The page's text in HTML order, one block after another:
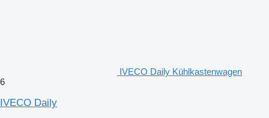
IVECO Daily Kühlkastenwagen
6
IVECO Daily